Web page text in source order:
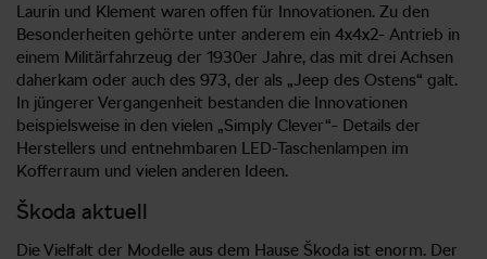
Laurin und Klement waren offen für Innovationen. Zu den
Besonderheiten gehörte unter anderem ein 4x4x2- Antrieb in
einem Militärfahrzeug der 1930er Jahre, das mit drei Achsen
daherkam oder auch des 973, der als „Jeep des Ostens“ galt.
In jüngerer Vergangenheit bestanden die Innovationen
beispielsweise in den vielen „Simply Clever“- Details der
Herstellers und entnehmbaren LED-Taschenlampen im
Kofferraum und vielen anderen Ideen.
Škoda aktuell
Die Vielfalt der Modelle aus dem Hause Škoda ist enorm. Der